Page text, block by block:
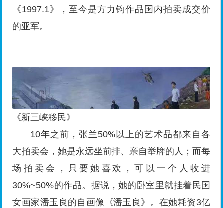
《1997.1》，至今是方力钧作品国内拍卖成交价
的亚军。
《新三峡移民》
10年之前，张兰50%以上的艺术品都来自各
大拍卖会，她是永远坐前排、亲自举牌的人；而每
场拍卖会，只要她喜欢，可以一个人收进
30%~50%的作品。据说，她的卧室里就挂着民国
女画家潘玉良的自画像《潘玉良》。在她耗资3亿